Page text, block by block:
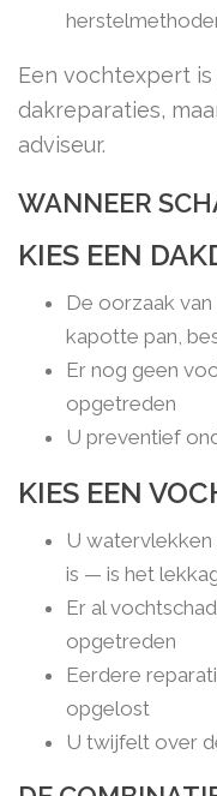
Een vochtexpert
dakreparaties,
adviseur.
WANNEER
KIES EEN
De oorzaak
kapotte pan,
Er nog geen
opgetreden
U preventief
KIES EEN
U watervlekken
is — is het
Er al
opgetreden
Eerdere
opgelost
U twijfelt over